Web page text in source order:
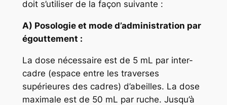
doit s’utiliser de la façon suivante :
A) Posologie et mode d’administration par
égouttement :
La dose nécessaire est de 5 mL par inter-
cadre (espace entre les traverses
supérieures des cadres) d’abeilles. La dose
maximale est de 50 mL par ruche. Jusqu’à